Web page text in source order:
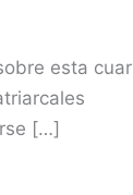
esta
[…]